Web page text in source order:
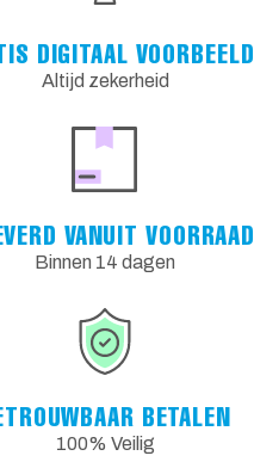
DIGITAAL VOORBEELD
Altijd zekerheid
VANUIT VOORRAAD
Binnen 14 dagen
BETALEN
100% Veilig